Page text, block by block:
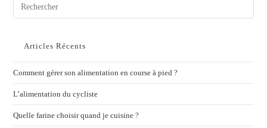
Articles Récents
Comment gérer son alimentation en course à pied ?
L’alimentation du cycliste
Quelle farine choisir quand je cuisine ?